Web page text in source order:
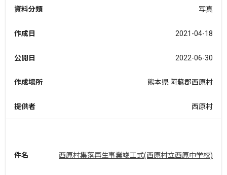
資料分類 写真
作成日 2021-04-18
公開日 2022-06-30
作成場所 熊本県 阿蘇郡西原村
提供者 西原村
件名 西原村集落再生事業竣工式(西原村立西原中学校)